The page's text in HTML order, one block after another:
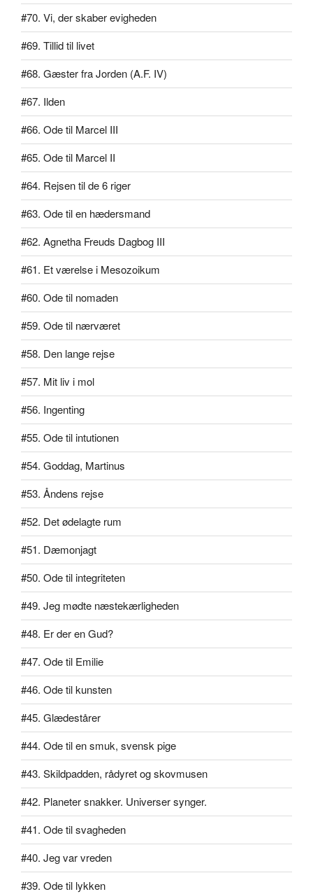
#70. Vi, der skaber evigheden
#69. Tillid til livet
#68. Gæster fra Jorden (A.F. IV)
#67. Ilden
#66. Ode til Marcel III
#65. Ode til Marcel II
#64. Rejsen til de 6 riger
#63. Ode til en hædersmand
#62. Agnetha Freuds Dagbog III
#61. Et værelse i Mesozoikum
#60. Ode til nomaden
#59. Ode til nærværet
#58. Den lange rejse
#57. Mit liv i mol
#56. Ingenting
#55. Ode til intutionen
#54. Goddag, Martinus
#53. Åndens rejse
#52. Det ødelagte rum
#51. Dæmonjagt
#50. Ode til integriteten
#49. Jeg mødte næstekærligheden
#48. Er der en Gud?
#47. Ode til Emilie
#46. Ode til kunsten
#45. Glædestårer
#44. Ode til en smuk, svensk pige
#43. Skildpadden, rådyret og skovmusen
#42. Planeter snakker. Universer synger.
#41. Ode til svagheden
#40. Jeg var vreden
#39. Ode til lykken